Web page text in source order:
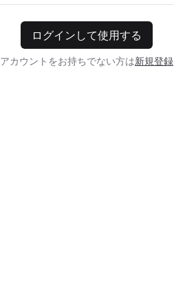
ログインして使用する
アカウントをお持ちでない方は新規登録